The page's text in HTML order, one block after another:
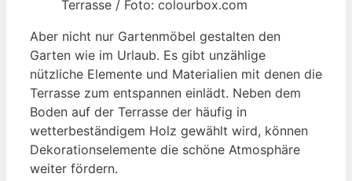
Terrasse / Foto: colourbox.com
Aber nicht nur Gartenmöbel gestalten den
Garten wie im Urlaub. Es gibt unzählige
nützliche Elemente und Materialien mit denen die
Terrasse zum entspannen einlädt. Neben dem
Boden auf der Terrasse der häufig in
wetterbeständigem Holz gewählt wird, können
Dekorationselemente die schöne Atmosphäre
weiter fördern.